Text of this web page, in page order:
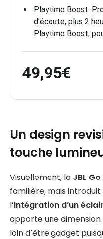
Playtime Boost:
d’écoute, plus 2
Playtime Boost,
49,95€
Un design
touche
Visuellement, la JBL Go
familière, mais
l’intégration d’un
apporte une
loin d’être gadget